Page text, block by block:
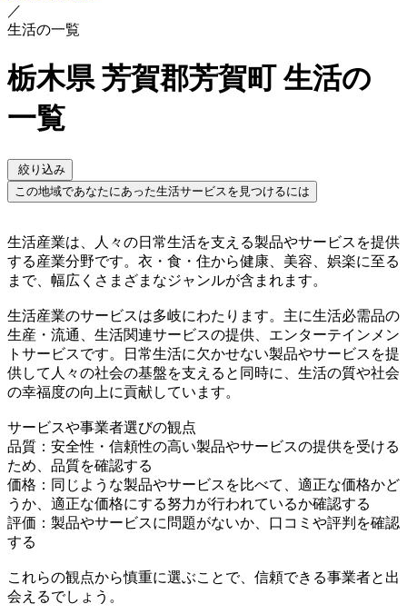
／
生活の一覧
栃木県 芳賀郡芳賀町 生活の
一覧
絞り込み
この地域であなたにあった生活サービスを見つけるには
生活産業は、人々の日常生活を支える製品やサービスを提供
する産業分野です。衣・食・住から健康、美容、娯楽に至る
まで、幅広くさまざまなジャンルが含まれます。
生活産業のサービスは多岐にわたります。主に生活必需品の
生産・流通、生活関連サービスの提供、エンターテインメン
トサービスです。日常生活に欠かせない製品やサービスを提
供して人々の社会の基盤を支えると同時に、生活の質や社会
の幸福度の向上に貢献しています。
サービスや事業者選びの観点
品質：安全性・信頼性の高い製品やサービスの提供を受ける
ため、品質を確認する
価格：同じような製品やサービスを比べて、適正な価格かど
うか、適正な価格にする努力が行われているか確認する
評価：製品やサービスに問題がないか、口コミや評判を確認
する
これらの観点から慎重に選ぶことで、信頼できる事業者と出
会えるでしょう。